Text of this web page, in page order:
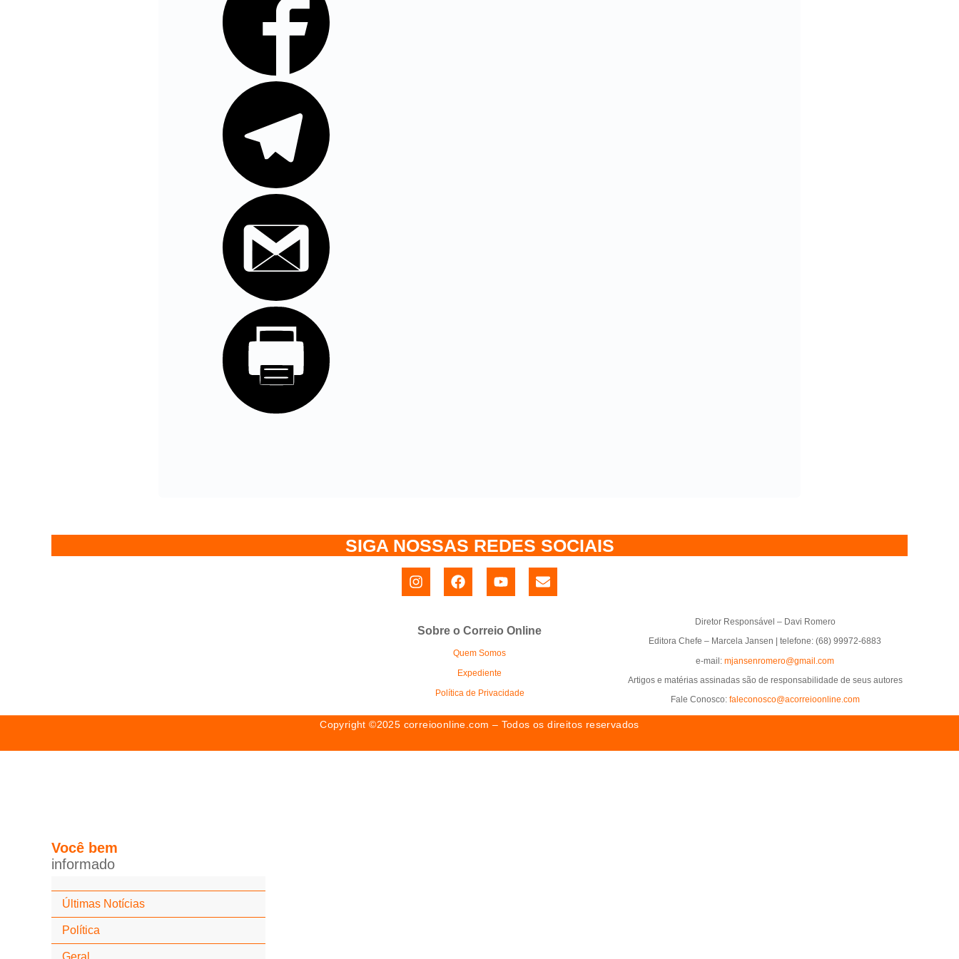
SIGA NOSSAS REDES SOCIAIS
Sobre o Correio Online
Quem Somos
Expediente
Política de Privacidade
Diretor Responsável – Davi Romero
Editora Chefe – Marcela Jansen | telefone: (68) 99972-6883
e-mail: mjansenromero@gmail.com
Artigos e matérias assinadas são de responsabilidade de seus autores
Fale Conosco: faleconosco@acorreioonline.com
Copyright ©2025 correioonline.com – Todos os direitos reservados
Você bem
informado
Últimas Notícias
Política
Geral